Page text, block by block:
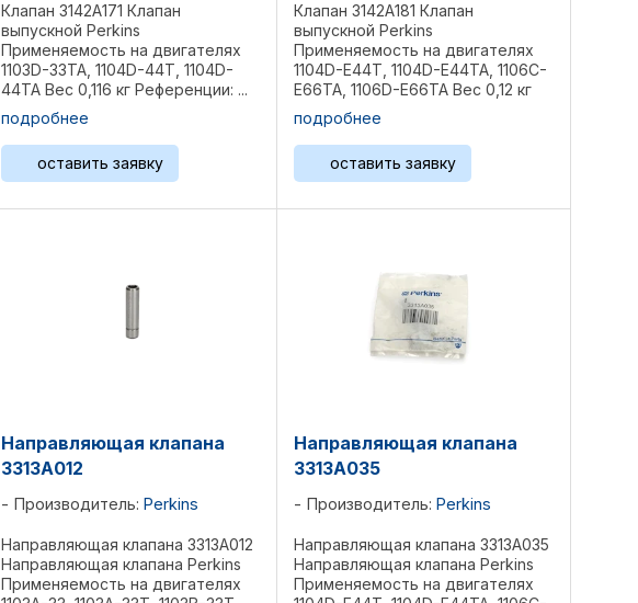
Клапан 3142A171 Клапан
выпускной Perkins
Применяемость на двигателях
1103D-33TA, 1104D-44T, 1104D-
44TA Вес 0,116 кг Референции: ...
подробнее
оставить заявку
Клапан 3142A181 Клапан
выпускной Perkins
Применяемость на двигателях
1104D-E44T, 1104D-E44TA, 1106C-
E66TA, 1106D-E66TA Вес 0,12 кг
Референции: 339-9637, ...
подробнее
оставить заявку
Направляющая клапана
3313A012
Производитель: Perkins
Направляющая клапана 3313A012
Направляющая клапана Perkins
Применяемость на двигателях
Направляющая клапана
3313A035
Производитель: Perkins
Направляющая клапана 3313A035
Направляющая клапана Perkins
Применяемость на двигателях